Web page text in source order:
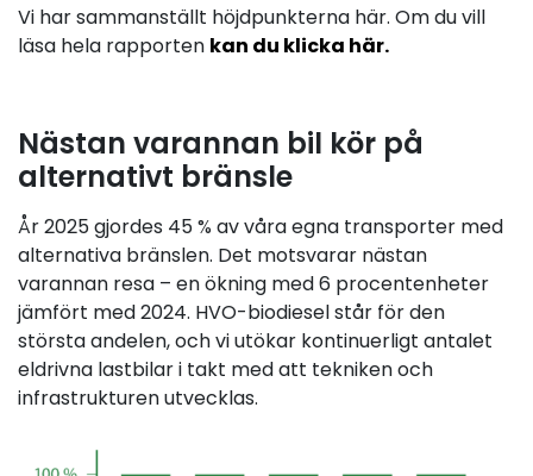
Vi har sammanställt höjdpunkterna här. Om du vill
läsa hela rapporten kan du klicka här.
Nästan varannan bil kör på
alternativt bränsle
År 2025 gjordes 45 % av våra egna transporter med
alternativa bränslen. Det motsvarar nästan
varannan resa – en ökning med 6 procentenheter
jämfört med 2024. HVO-biodiesel står för den
största andelen, och vi utökar kontinuerligt antalet
eldrivna lastbilar i takt med att tekniken och
infrastrukturen utvecklas.